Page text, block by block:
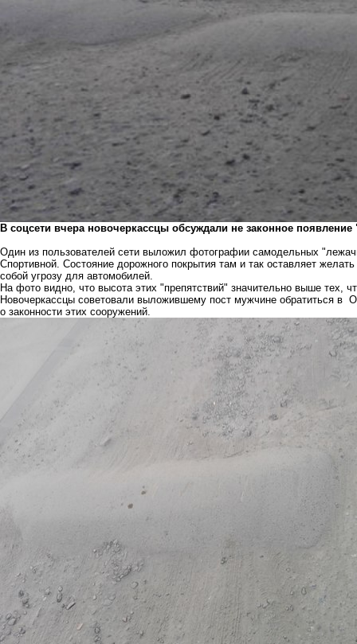
В соцсети вчера новочеркассцы обсуждали не законное
Один из пользователей сети выложил фотографии самодельных
Спортивной. Состояние дорожного покрытия там и так оставляет
собой угрозу для автомобилей.
На фото видно, что высота этих "препятствий" значительно выше тех,
Новочеркассцы советовали выложившему пост мужчине обратиться
о законности этих сооружений.